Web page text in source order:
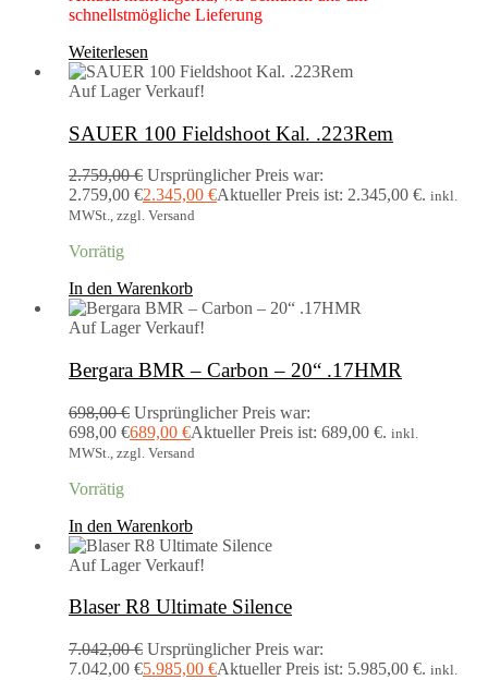
schnellstmögliche Lieferung
Weiterlesen
Auf Lager Verkauf!
SAUER 100 Fieldshoot Kal. .223Rem
2.759,00€ Ursprünglicher Preis war:
2.759,00 €2.345,00 €Aktueller Preis ist: 2.345,00 €. inkl.
MWSt., zzgl. Versand
Vorrätig
In den Warenkorb
Auf Lager Verkauf!
Bergara BMR – Carbon – 20“ .17HMR
698,00€ Ursprünglicher Preis war:
698,00 €689,00 €Aktueller Preis ist: 689,00 €. inkl.
MWSt., zzgl. Versand
Vorrätig
In den Warenkorb
Auf Lager Verkauf!
Blaser R8 Ultimate Silence
7.042,00€ Ursprünglicher Preis war:
7.042,00 €5.985,00 €Aktueller Preis ist: 5.985,00 €. inkl.